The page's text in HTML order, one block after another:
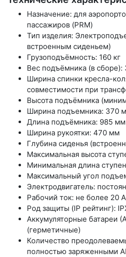
Назначение: для
пассажиров (PRM)
Тип изделия:
встроенным сиденьем)
Грузоподъёмность: 160 кг
Вес подъёмника (в сборе):
Ширина спинки кресла-
совместимости при
Высота подъёмника
Ширина подъемника: 370
Длина подъёмника: 985 мм
Ширина рукоятки: 470 мм
Глубина сиденья
Максимальная высота
Минимальная длина
Максимальный угол
Электродвигатель:
Рабочий ток: не более 20 А
Род защиты (IP рейтинг):
Аккумуляторные батареи
(герметичные)
Количество
полностью заряженными